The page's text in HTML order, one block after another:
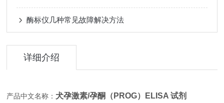
酶标仪几种常见故障解决方法
详细介绍
产品中文名称： 犬孕激素/孕酮（PROG）ELISA 试剂